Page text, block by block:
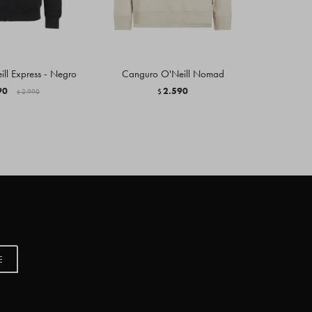
Express - Negro
$ 2.990
Canguro O'Neill Nomad
$2.590